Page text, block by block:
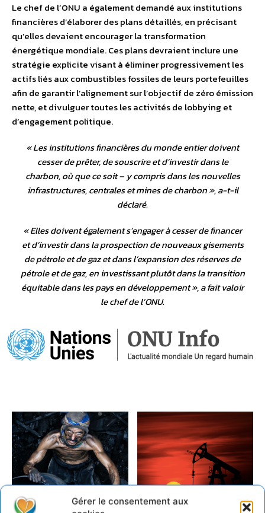
Gérer le consentement aux
Le chef de l’ONU a également demandé aux institutions
financières d’élaborer des plans détaillés, en précisant
qu’elles devaient encourager la transformation
énergétique mondiale. Ces plans devraient inclure une
stratégie explicite visant à éliminer progressivement les
actifs liés aux combustibles fossiles de leurs portefeuilles
afin de garantir l’alignement sur l’objectif de zéro émission
nette, et divulguer toutes les activités de lobbying et
d’engagement politique.
«Les institutions financières du monde entier doivent
cesser de prêter, de souscrire et d’investir dans le
charbon, où que ce soit – y compris dans les nouvelles
infrastructures, centrales et mines de charbon», a-t-il
déclaré.
«Elles doivent également s’engager à cesser de financer
et d’investir dans la prospection de nouveaux gisements
de pétrole et de gaz et dans l’expansion des réserves de
pétrole et de gaz, en investissant plutôt dans la transition
équitable dans les pays en développement», a fait valoir
le chef de l’ONU.